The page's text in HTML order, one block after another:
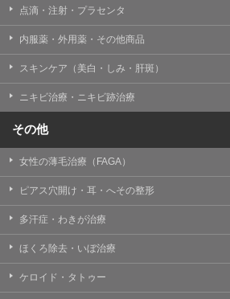
【個人情報の共同利用について】
TCBグループは、【利用目的】達成
得情報を共同して利用することがあり
なお、共同利用にあたっては、一般
アライアンスが個人情報の管理に
一般社団法人メディカルアライアンス
代表電話番号03-6459-0169
①共同して利用される情報
【取得する情報】に規定されている取
②共同して利用する者の範囲
【基本理念】に規定するTCBグループ
③共同利用する者の利用目的
点滴・注射・プラセンタ
内服薬・外用薬・その他商品
スキンケア（美白・しみ・肝斑）
ニキビ治療・ニキビ跡治療
その他
女性の薄毛治療（FAGA）
ピアス穴開け・耳・へその整形
多汗症・わきが治療
ほくろ除去・いぼ治療
ケロイド・タトゥー